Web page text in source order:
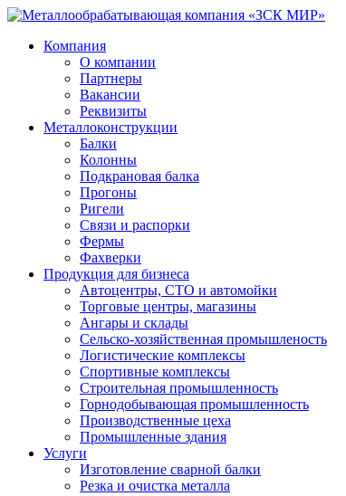
Компания
О компании
Партнеры
Вакансии
Реквизиты
Металлоконструкции
Балки
Колонны
Подкрановая балка
Прогоны
Ригели
Связи и распорки
Фермы
Фахверки
Продукция для бизнеса
Автоцентры, СТО и автомойки
Торговые центры, магазины
Ангары и склады
Сельско-хозяйственная промышленость
Логистические комплексы
Спортивные комплексы
Строительная промышленность
Горнодобывающая промышленность
Производственные цеха
Промышленные здания
Услуги
Изготовление сварной балки
Резка и очистка металла